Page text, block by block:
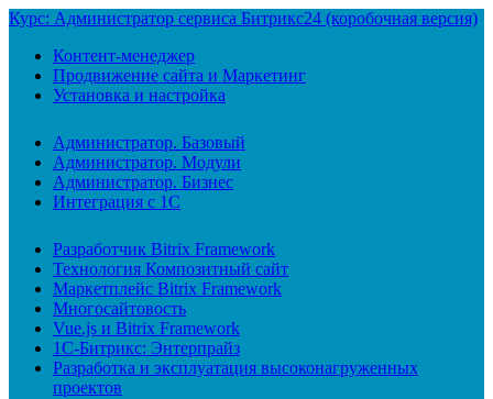
Курс: Администратор сервиса Битрикс24 (коробочная версия)
Контент-менеджер
Продвижение сайта и Маркетинг
Установка и настройка
Администратор. Базовый
Администратор. Модули
Администратор. Бизнес
Интеграция с 1С
Разработчик Bitrix Framework
Технология Композитный сайт
Маркетплейс Bitrix Framework
Многосайтовость
Vue.js и Bitrix Framework
1С-Битрикс: Энтерпрайз
Разработка и эксплуатация высоконагруженных
проектов